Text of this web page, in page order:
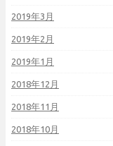
2019年3月
2019年2月
2019年1月
2018年12月
2018年11月
2018年10月